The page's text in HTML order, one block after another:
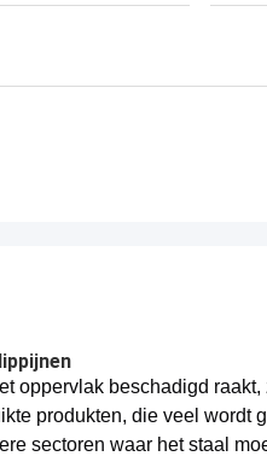
oppervlak beschadigd raakt,
produkten, die veel wordt
sectoren waar het staal